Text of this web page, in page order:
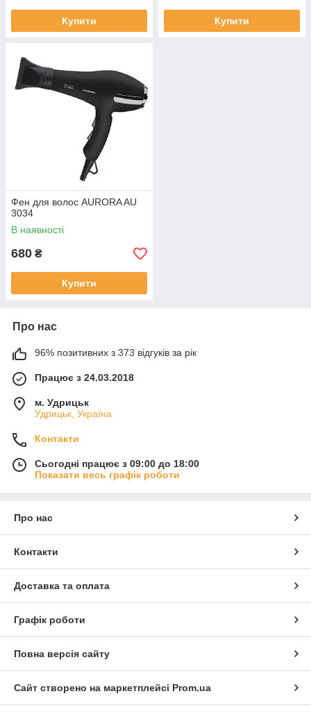
Купити Купити
Фен для волос AURORA AU
3034
В наявності
680 ₴
Купити
Про нас
96% позитивних з 373 відгуків за рік
Працює з 24.03.2018
м. Удрицьк
Удрицьк, Україна
Контакти
Сьогодні працює з 09:00 до 18:00
Показати весь графік роботи
Про нас
Контакти
Доставка та оплата
Графік роботи
Повна версія сайту
Сайт створено на маркетплейсі Prom.ua